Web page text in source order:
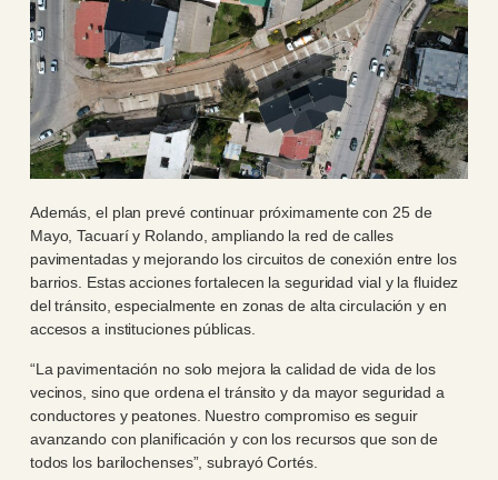
Además, el plan prevé continuar próximamente con 25 de
Mayo, Tacuarí y Rolando, ampliando la red de calles
pavimentadas y mejorando los circuitos de conexión entre los
barrios. Estas acciones fortalecen la seguridad vial y la fluidez
del tránsito, especialmente en zonas de alta circulación y en
accesos a instituciones públicas.
“La pavimentación no solo mejora la calidad de vida de los
vecinos, sino que ordena el tránsito y da mayor seguridad a
conductores y peatones. Nuestro compromiso es seguir
avanzando con planificación y con los recursos que son de
todos los barilochenses”, subrayó Cortés.